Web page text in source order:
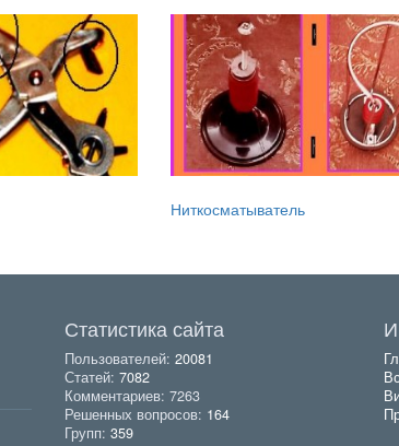
Ниткосматыватель
Статистика сайта
Пользователей: 20081
Статей: 7082
Комментариев: 7263
Решенных вопросов: 164
Групп: 359